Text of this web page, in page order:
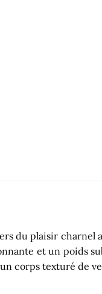
du plaisir
et un poids
corps texturé de